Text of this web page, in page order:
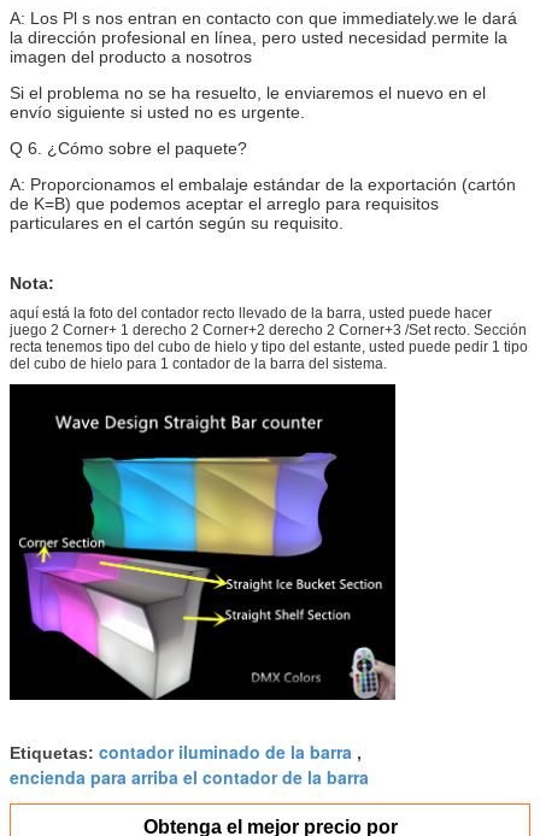
A: Los Pl s nos entran en contacto con que immediately.we le dará
la dirección profesional en línea, pero usted necesidad permite la
imagen del producto a nosotros
Si el problema no se ha resuelto, le enviaremos el nuevo en el
envío siguiente si usted no es urgente.
Q 6. ¿Cómo sobre el paquete?
A: Proporcionamos el embalaje estándar de la exportación (cartón
de K=B) que podemos aceptar el arreglo para requisitos
particulares en el cartón según su requisito.
Nota:
aquí está la foto del contador recto llevado de la barra, usted puede hacer
juego 2 Corner+ 1 derecho 2 Corner+2 derecho 2 Corner+3 /Set recto. Sección
recta tenemos tipo del cubo de hielo y tipo del estante, usted puede pedir 1 tipo
del cubo de hielo para 1 contador de la barra del sistema.
Etiquetas: contador iluminado de la barra ,
encienda para arriba el contador de la barra
Obtenga el mejor precio por